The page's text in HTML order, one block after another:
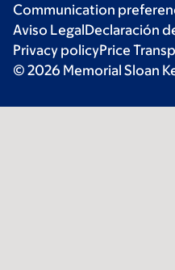
Communication
Aviso LegalDeclaración
Privacy policyPrice
© 2026 Memorial Sloan